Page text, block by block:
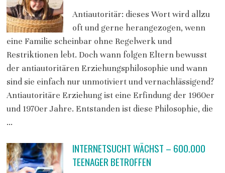
Antiautoritär: dieses Wort wird allzu
oft und gerne herangezogen, wenn
eine Familie scheinbar ohne Regelwerk und
Restriktionen lebt. Doch wann folgen Eltern bewusst
der antiautoritären Erziehungsphilosophie und wann
sind sie einfach nur unmotiviert und vernachlässigend?
Antiautoritäre Erziehung ist eine Erfindung der 1960er
und 1970er Jahre. Entstanden ist diese Philosophie, die
…
INTERNETSUCHT WÄCHST – 600.000
TEENAGER BETROFFEN